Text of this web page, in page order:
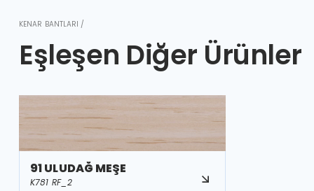
KENAR BANTLARI /
Eşleşen Diğer Ürünler
91 ULUDAĞ MEŞE
K781 RF_2